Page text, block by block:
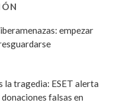
empezar
la tragedia: ESET alerta
falsas en